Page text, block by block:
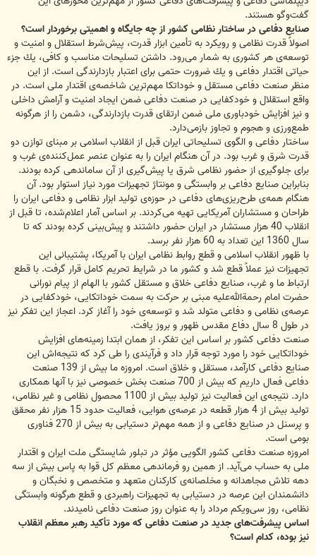
گفت‌وگو هستند.
صنایع دفاعی در ساختار نظامی كشور از چه جایگاه و اهمیتی برخوردار است؟
اصولاً قدرت نظامی و رویكرد به تأمین ابزار قدرت، پیش‌شرط استقلال و امنیت و
توسعه‌ی هر كشوری به شمار می‌رود. داشتن تسلیحات مناسب و كافی، یك جزء
حیاتی اقتدار دفاعی و یك ضرورت حتمی برای اعتبار بازدارندگی است. از این
منظر صنعت دفاعی مستقل و خوداتكا مهم‌ترین شاخصه‌ی اقتدار ملی است. در
واقع استقلال و خودكفایی در صنعت دفاعی ضمن ایجاد امنیت و آرامش داخلی
و نیز افزایش خودباوری ملی ضمن ارتقای قدرت بازدارندگی، دشمن را از هرگونه
طمع‌ورزی و هجوم و تجاوز بازمی‌دارد.
ساختار دفاعی و الگوی تسلیحاتی ایران قبل از انقلاب اسلامی بر مبنای توازن دو
قدرت شرق و غرب بود. در آن هنگام ایران را به عنوان عنصر عمل‌كننده‌ی غرب و
برای جلوگیری از حضور نظامی شرق یا پیش‌گیری از آن ساماندهی كرده بودند.
بنابراین صنایع دفاعی بر وابستگی و مونتاژ تجهیزات مورد نیاز استوار بود. آن
هنگام همه‌ی طرح‌ریزی‌های دفاعی در حوزه‌ی تولید ابزار نظامی و دفاعی ایران را
طراحان و مستشاران آمریكایی تهیه می‌كردند. بر اساس آمار اعلام‌شده، تا قبل از
انقلاب 40 هزار مستشار در ایران حضور داشتند و پیش‌بینی كرده بودند كه تا
سال 1360 این تعداد به 60 هزار نفر برسد.
با ظهور انقلاب اسلامی و قطع روابط نظامی ایران با آمریكا، پشتیبانی این
تجهیزات نیز عملاً قطع شد و كشور ما در شرایط تحریم كامل قرار گرفت. با قطع
ارتباط ما و غرب، صنایع دفاعی خلاق و مستقل كشور با الهام از پیام نورانی
حضرت امام رحمة‌الله‌علیه مبنی بر حركت به سمت خوداتكایی، خودكفایی در
عرصه‌ی نظامی و دفاعی متولد شد و توسعه‌ی خود را آغاز كرد. اعجاز این تفكر نیز
در طول 8 سال دفاع مقدس ظهور و بروز یافت.
صنعت دفاعی كشور بر اساس این تفكر، از همان ابتدا زمینه‌های افزایش
خوداتكایی خود را مورد توجه قرار داد و فرآیندی را طی كرد كه نتیجه‌اش این
صنایع دفاعی كارآمد، مستقل و خلاق است. امروزه ما بیش از 139 صنعت
دفاعی فعال داریم كه بیش از 700 صنعت بخش خصوصی نیز با آنها همكاری
دارد. نتیجه‌ی این فعالیت نیز تولید بیش از 1100 محصول نظامی و غیر نظامی،
تولید بیش از 4 هزار قطعه در عرصه‌ی هوایی، فعالیت حدود 15 هزار نفر محقق
و پرسنل در صنایع دفاعی و از همه مهم‌تر دستیابی به بیش از 270 فناوری
بومی است.
امروزه صنعت دفاعی كشور الگویی مؤثر در تبلور شایستگی ملت ایران و اقتدار
ملی به حساب می‌آید. از همین رو فرماندهی معظم كل قوا به پاس بیش از سه
دهه تلاش مجاهدانه و مخلصانه‌ی كاركنان متعهد و متخصص و نخبگان و
دانشمندان این عرصه در دستیابی به تجهیزات راهبردی و قطع هرگونه وابستگی
نظامی، روز سی‌ویكم مرداد را به عنوان روز صنعت دفاعی نامیدند.
اساس پیشرفت‌های جدید در صنعت دفاعی كه مورد تأكید رهبر معظم انقلاب
نیز بوده، كدام است؟